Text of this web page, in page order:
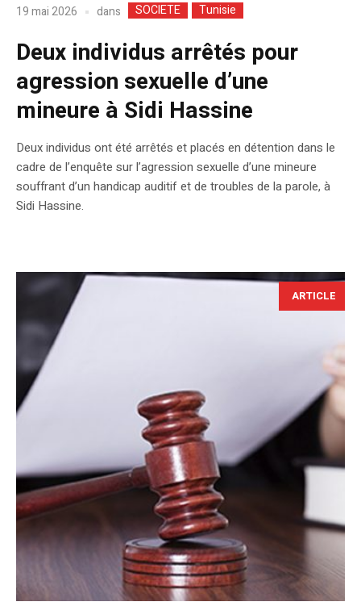
19 mai 2026 dans SOCIETE Tunisie
Deux individus arrêtés pour
agression sexuelle d’une
mineure à Sidi Hassine
Deux individus ont été arrêtés et placés en détention dans le
cadre de l’enquête sur l’agression sexuelle d’une mineure
souffrant d’un handicap auditif et de troubles de la parole, à
Sidi Hassine.
ARTICLE